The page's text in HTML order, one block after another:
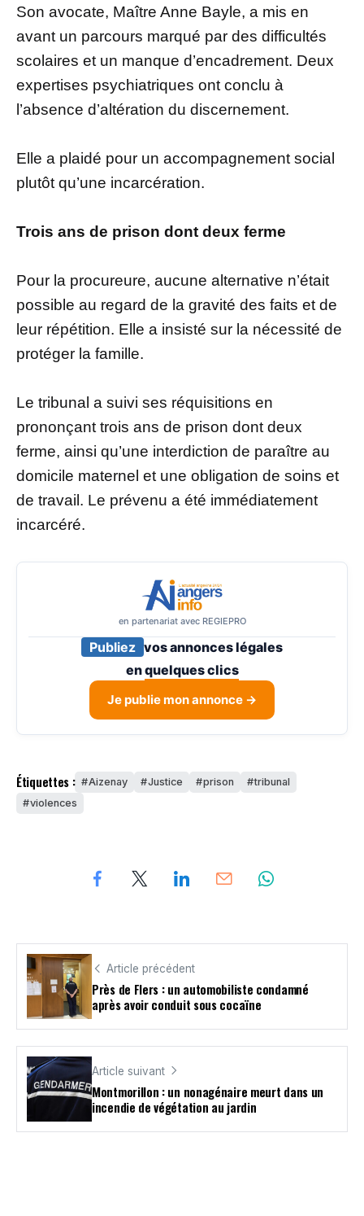
Son avocate, Maître Anne Bayle, a mis en
avant un parcours marqué par des difficultés
scolaires et un manque d’encadrement. Deux
expertises psychiatriques ont conclu à
l’absence d’altération du discernement.
Elle a plaidé pour un accompagnement social
plutôt qu’une incarcération.
Trois ans de prison dont deux ferme
Pour la procureure, aucune alternative n’était
possible au regard de la gravité des faits et de
leur répétition. Elle a insisté sur la nécessité de
protéger la famille.
Le tribunal a suivi ses réquisitions en
prononçant trois ans de prison dont deux
ferme, ainsi qu’une interdiction de paraître au
domicile maternel et une obligation de soins et
de travail. Le prévenu a été immédiatement
incarcéré.
en partenariat avec REGIEPRO
Publiez vos annonces légales
enquelques clics
Je publie mon annonce →
Étiquettes : Aizenay Justice prison
tribunal
violences
Article précédent
Près de Flers : un automobiliste condamné
après avoir conduit sous cocaïne
Article suivant
Montmorillon : un nonagénaire meurt dans un
incendie de végétation au jardin